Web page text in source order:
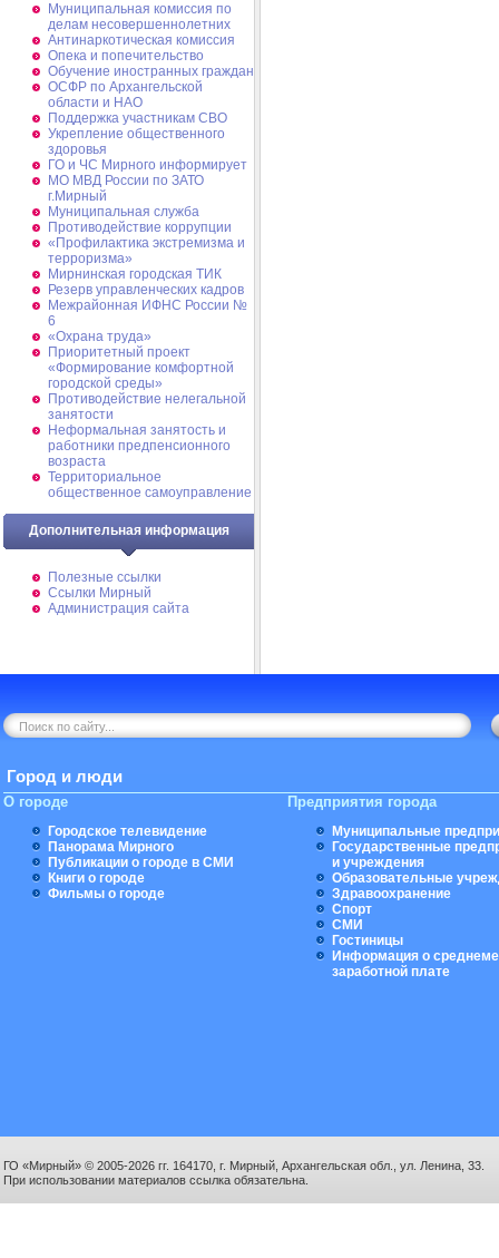
Муниципальная комиссия по
делам несовершеннолетних
Антинаркотическая комиссия
Опека и попечительство
Обучение иностранных граждан
ОСФР по Архангельской
области и НАО
Поддержка участникам СВО
Укрепление общественного
здоровья
ГО и ЧС Мирного информирует
МО МВД России по ЗАТО
г.Мирный
Муниципальная cлужба
Противодействие коррупции
«Профилактика экстремизма и
терроризма»
Мирнинская городская ТИК
Резерв управленческих кадров
Межрайонная ИФНС России №
6
«Охрана труда»
Приоритетный проект
«Формирование комфортной
городской среды»
Противодействие нелегальной
занятости
Неформальная занятость и
работники предпенсионного
возраста
Территориальное
общественное самоуправление
Дополнительная информация
Полезные ссылки
Ссылки Мирный
Администрация сайта
Город и люди
О городе
Городское телевидение
Панорама Мирного
Публикации о городе в СМИ
Книги о городе
Фильмы о городе
Предприятия города
Муниципальные
Государственные
и учреждения
Образовательные
Здравоохранение
Спорт
СМИ
Гостиницы
Информация о
заработной плате
ГО «Мирный» © 2005-2026 гг. 164170, г. Мирный, Архангельская обл., ул. Ленина, 33.
При использовании материалов ссылка обязательна.